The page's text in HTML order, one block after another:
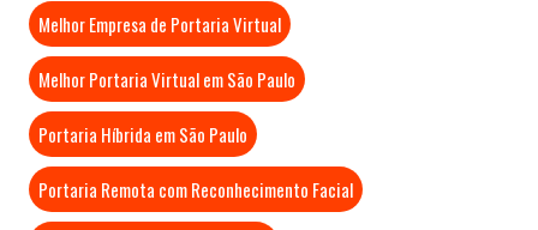
Melhor Empresa de Portaria Virtual
Melhor Portaria Virtual em São Paulo
Portaria Híbrida em São Paulo
Portaria Remota com Reconhecimento Facial